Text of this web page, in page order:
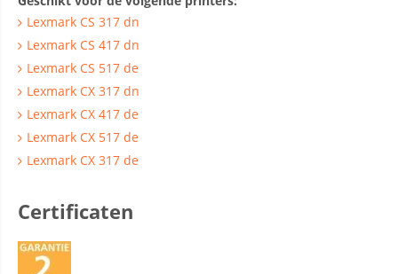
Lexmark CS 317 dn
Lexmark CS 417 dn
Lexmark CS 517 de
Lexmark CX 317 dn
Lexmark CX 417 de
Lexmark CX 517 de
Lexmark CX 317 de
Certificaten